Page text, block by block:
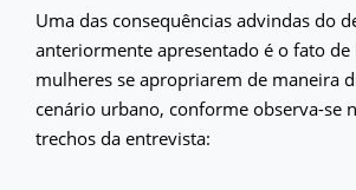
Uma das consequências advindas do
anteriormente apresentado é o fato de
mulheres se apropriarem de maneira
cenário urbano, conforme observa-se
trechos da entrevista: